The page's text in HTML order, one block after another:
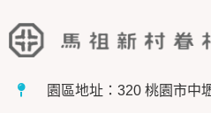
園區地址：320 桃園市中